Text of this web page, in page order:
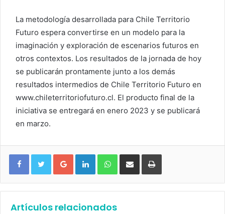
La metodología desarrollada para Chile Territorio
Futuro espera convertirse en un modelo para la
imaginación y exploración de escenarios futuros en
otros contextos. Los resultados de la jornada de hoy
se publicarán prontamente junto a los demás
resultados intermedios de Chile Territorio Futuro en
www.chileterritoriofuturo.cl. El producto final de la
iniciativa se entregará en enero 2023 y se publicará
en marzo.
Google+ LinkedIn WhatsApp
Artículos relacionados